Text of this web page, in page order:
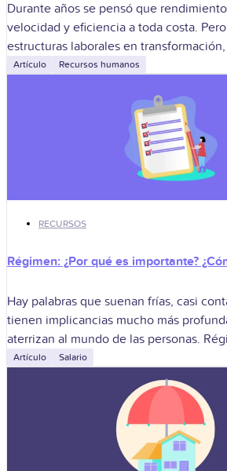
Durante años se pensó que
velocidad y eficiencia a toda costa.
estructuras laborales en
alza y la salud mental
Artículo Recursos humanos
RECURSOS
Régimen: ¿Por qué es importante?
Hay palabras que suenan frías, casi
tienen implicancias mucho más
aterrizan al mundo de las personas.
Porque no se
Artículo Salario